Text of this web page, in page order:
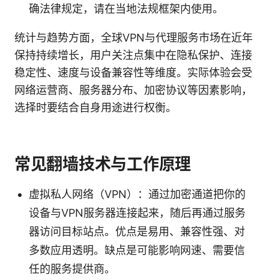
确法律规定，请在当地法规框架内使用。
统计与趋势方面，全球VPN与代理服务市场在近年
保持持续增长，用户关注点集中在隐私保护、连接
稳定性、速度与设备兼容性等维度。实际体验会受
网络运营商、服务器分布、加密协议等因素影响，
选择时要结合自身用途进行权衡。
常见翻墙技术与工作原理
虚拟私人网络（VPN）：通过加密通道把你的
设备与VPN服务器连接起来，随后再通过服务
器访问目标站点。优点是易用、兼容性强、对
多数应用透明。缺点是可能影响网速、需要信
任的服务提供商。